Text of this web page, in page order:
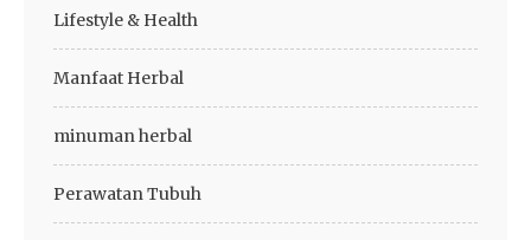
Lifestyle & Health
Manfaat Herbal
minuman herbal
Perawatan Tubuh